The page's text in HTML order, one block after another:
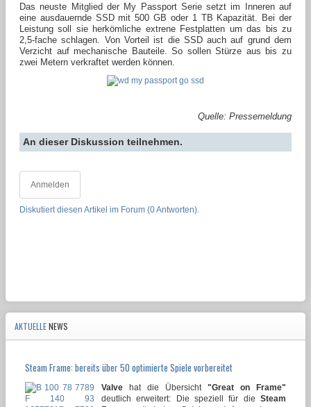
Das neuste Mitglied der My Passport Serie setzt im Inneren auf
eine ausdauernde SSD mit 500 GB oder 1 TB Kapazität. Bei der
Leistung soll sie herkömliche extrene Festplatten um das bis zu
2,5-fache schlagen. Von Vorteil ist die SSD auch auf grund dem
Verzicht auf mechanische Bauteile. So sollen Stürze aus bis zu
zwei Metern verkraftet werden können.
Quelle: Pressemeldung
An dieser Diskussion teilnehmen.
Anmelden
Diskutiert diesen Artikel im Forum (0 Antworten).
AKTUELLENEWS
Steam Frame: bereits über 50 optimierte Spiele vorbereitet
Valve hat die Übersicht "Great on Frame"
deutlich erweitert: Die speziell für die Steam